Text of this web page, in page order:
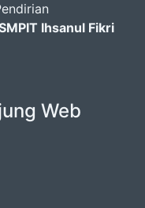
Ihsanul Fikri
Web